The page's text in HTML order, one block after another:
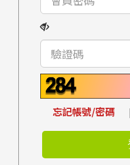
忘記帳號/密碼 |